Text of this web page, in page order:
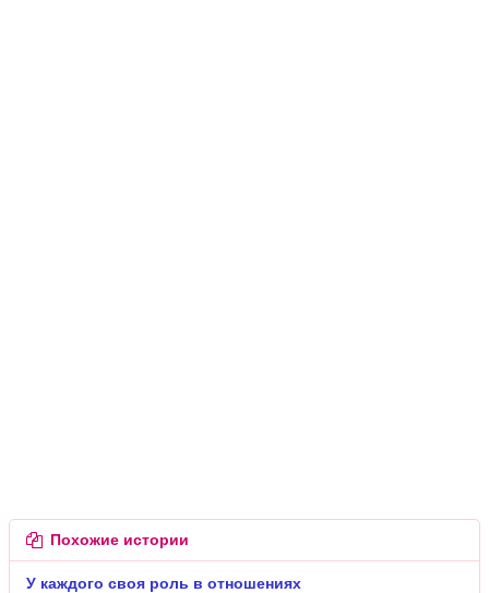
Похожие истории
У каждого своя роль в отношениях